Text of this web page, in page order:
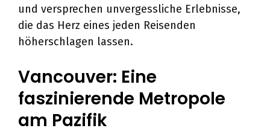
und versprechen unvergessliche Erlebnisse,
die das Herz eines jeden Reisenden
höherschlagen lassen.
Vancouver: Eine
faszinierende Metropole
am Pazifik